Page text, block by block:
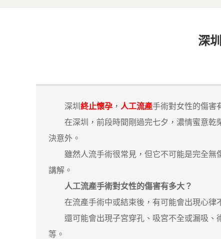
深
深圳 終止懷孕 ， 人工流產手術對女性的傷害
在深圳，前段時間剛過完七夕，濃情蜜意乾
決意外。
雖然人流手術很常見，但它不可能是完全無
講解。
人工流產手術對女性的傷害有多大？
在流產手術中或結束後，有可能會出現心律
還可能會出現子宮穿孔、吸宮不全或漏吸、
等。